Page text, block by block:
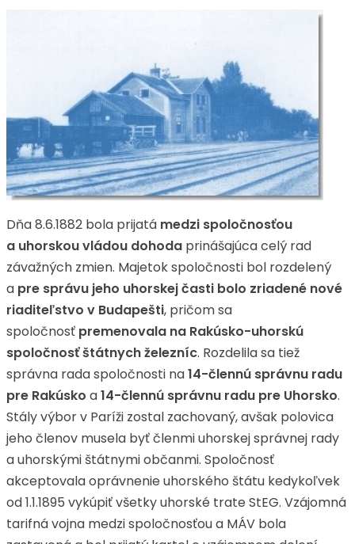
Dňa 8.6.1882 bola prijatá medzi spoločnosťou
a uhorskou vládou dohoda prinášajúca celý rad
závažných zmien. Majetok spoločnosti bol rozdelený
a pre správu jeho uhorskej časti bolo zriadené nové
riaditeľstvo v Budapešti, pričom sa
spoločnosť premenovala na Rakúsko-uhorskú
spoločnosť štátnych železníc. Rozdelila sa tiež
správna rada spoločnosti na14-člennú správnu radu
pre Rakúsko a14-člennú správnu radu pre Uhorsko.
Stály výbor v Paríži zostal zachovaný, avšak polovica
jeho členov musela byť členmi uhorskej správnej rady
a uhorskými štátnymi občanmi. Spoločnosť
akceptovala oprávnenie uhorského štátu kedykoľvek
od 1.1.1895 vykúpiť všetky uhorské trate StEG. Vzájomná
tarifná vojna medzi spoločnosťou a MÁV bola